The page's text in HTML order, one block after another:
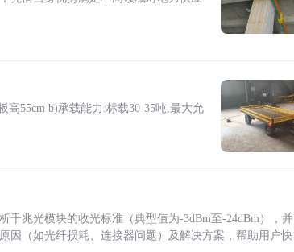
高55cm b)承载能力:标载30-35吨,最大允
兆光模块的收光标准（典型值为-3dBm至-24dBm），并
因（如光纤损耗、连接器问题）及解决方案，帮助用户快